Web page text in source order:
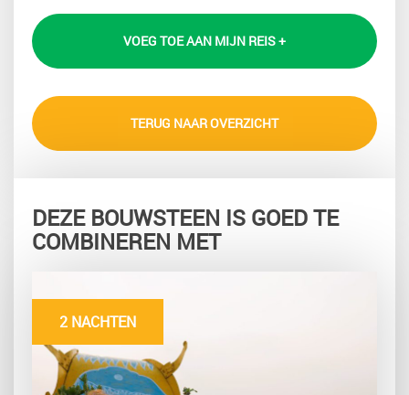
VOEG TOE AAN MIJN REIS +
TERUG NAAR OVERZICHT
DEZE BOUWSTEEN IS GOED TE
COMBINEREN MET
2 NACHTEN